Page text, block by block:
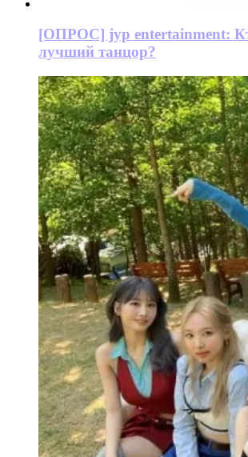
[ОПРОС] jyp entertainment:
лучший танцор?